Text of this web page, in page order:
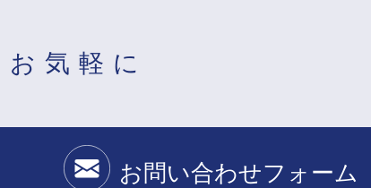
お気軽に
お問い合わせフォーム